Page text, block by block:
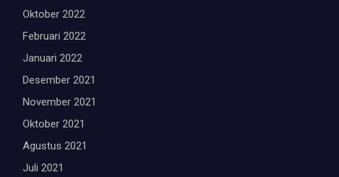
Oktober 2022
Februari 2022
Januari 2022
Desember 2021
November 2021
Oktober 2021
Agustus 2021
Juli 2021